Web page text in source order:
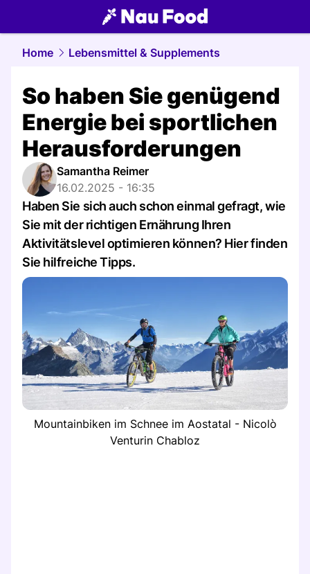
food.NAU.ch
Home Lebensmittel & Supplements
So haben Sie genügend
Energie bei sportlichen
Herausforderungen
Samantha Reimer
16.02.2025 - 16:35
Haben Sie sich auch schon einmal gefragt, wie
Sie mit der richtigen Ernährung Ihren
Aktivitätslevel optimieren können? Hier finden
Sie hilfreiche Tipps.
Mountainbiken im Schnee im Aostatal - Nicolò
Venturin Chabloz